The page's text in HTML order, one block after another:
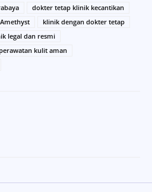
dokter tetap klinik kecantikan
klinik dengan dokter tetap
legal dan resmi
perawatan kulit aman